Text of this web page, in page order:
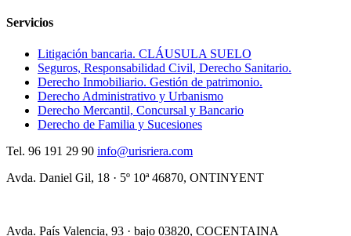
Servicios
Litigación bancaria. CLÁUSULA SUELO
Seguros, Responsabilidad Civil, Derecho Sanitario.
Derecho Inmobiliario. Gestión de patrimonio.
Derecho Administrativo y Urbanismo
Derecho Mercantil, Concursal y Bancario
Derecho de Familia y Sucesiones
Tel. 96 191 29 90 info@urisriera.com
Avda. Daniel Gil, 18 · 5º 10ª46870, ONTINYENT
Avda. País Valencia, 93 · bajo 03820, COCENTAINA